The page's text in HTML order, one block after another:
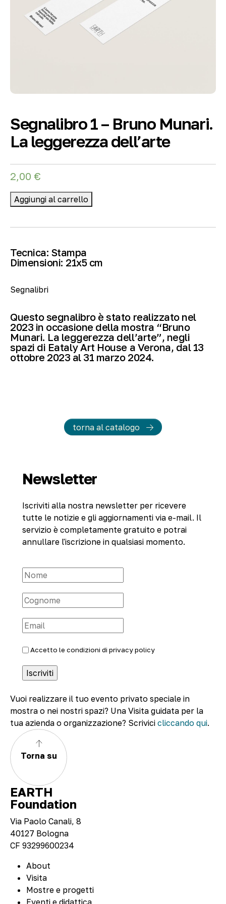
Segnalibro 1 – Bruno Munari.
La leggerezza dell’arte
2,00 €
Aggiungi al carrello
Tecnica: Stampa
Dimensioni: 21x5 cm
Segnalibri
Questo segnalibro è stato realizzato nel
2023 in occasione della mostra “Bruno
Munari. La leggerezza dell’arte”, negli
spazi di Eataly Art House a Verona, dal 13
ottobre 2023 al 31 marzo 2024.
torna al catalogo
Newsletter
Iscriviti alla nostra newsletter per ricevere
tutte le notizie e gli aggiornamenti via e-mail. Il
servizio è completamente gratuito e potrai
annullare l'iscrizione in qualsiasi momento.
Accetto le condizioni di privacy policy
Vuoi realizzare il tuo evento privato speciale in
mostra o nei nostri spazi? Una Visita guidata per la
tua azienda o organizzazione? Scrivici cliccando qui.
Torna su
EARTH
Foundation
Via Paolo Canali, 8
40127 Bologna
CF 93299600234
About
Visita
Mostre e progetti